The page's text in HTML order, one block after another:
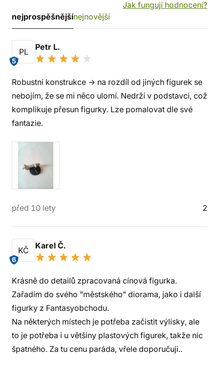
Jak fungují hodnocení?
nejprospěšnějšínejnovější
PL
5
Petr L.
Robustní konstrukce -> na rozdíl od jiných figurek se
nebojím, že se mi něco ulomí. Nedrží v podstavci, což
komplikuje přesun figurky. Lze pomalovat dle své
fantazie.
před 10 lety 2
KČ
6
Karel Č.
Krásně do detailů zpracovaná cínová figurka.
Zařadím do svého "městského" diorama, jako i další
figurky z Fantasyobchodu.
Na některých místech je potřeba začistit výlisky, ale
to je potřeba i u většiny plastových figurek, takže nic
špatného. Za tu cenu paráda, vřele doporučuji..